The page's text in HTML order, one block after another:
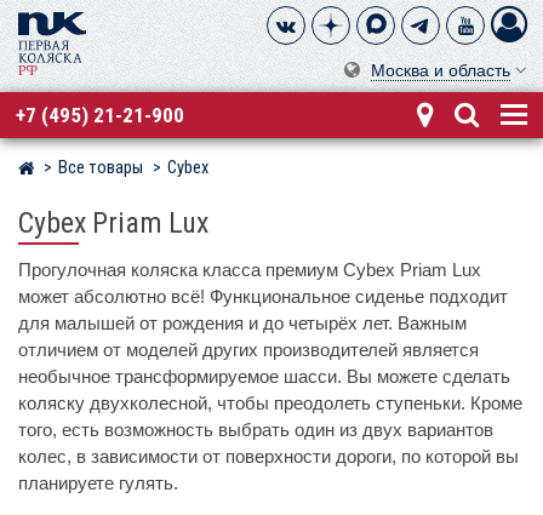
Москва и область
+7 (495) 21-21-900
Магазин детских колясок
Все товары Cybex
Cybex Priam Lux
Прогулочная коляска класса премиум Cybex Priam Lux
может абсолютно всё! Функциональное сиденье подходит
для малышей от рождения и до четырёх лет. Важным
отличием от моделей других производителей является
необычное трансформируемое шасси. Вы можете сделать
коляску двухколесной, чтобы преодолеть ступеньки. Кроме
того, есть возможность выбрать один из двух вариантов
колес, в зависимости от поверхности дороги, по которой вы
планируете гулять.